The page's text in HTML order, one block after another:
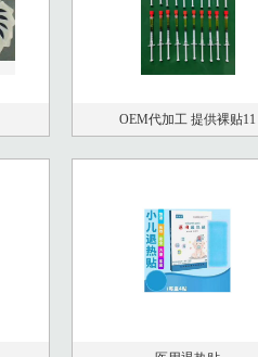
OEM代加工 提供裸贴11